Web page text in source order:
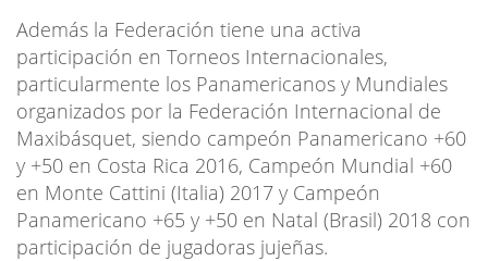
Además la Federación tiene una activa
participación en Torneos Internacionales,
particularmente los Panamericanos y Mundiales
organizados por la Federación Internacional de
Maxibásquet, siendo campeón Panamericano +60
y +50 en Costa Rica 2016, Campeón Mundial +60
en Monte Cattini (Italia) 2017 y Campeón
Panamericano +65 y +50 en Natal (Brasil) 2018 con
participación de jugadoras jujeñas.